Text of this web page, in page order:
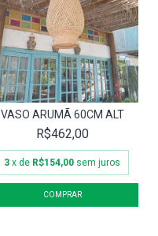
VASO ARUMÃ 60CM ALT
R$462,00
3 x de R$154,00 sem juros